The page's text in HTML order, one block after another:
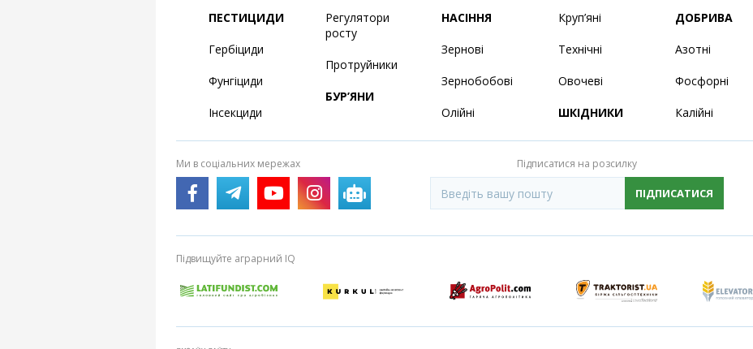
ПЕСТИЦИДИ
Гербіциди
Фунгіциди
Інсекциди
Регулятори
росту
Протруйники
БУР’ЯНИ
НАСІННЯ
Зернові
Зернобобові
Олійні
Круп’яні
Технічні
Овочеві
ШКІДНИКИ
ДОБРИВА
Азотні
Фосфорні
Калійні
Ми в соціальних мережах Підписатися на розсилку
ПІДПИСАТИСЯ
Підвищуйте аграрний IQ